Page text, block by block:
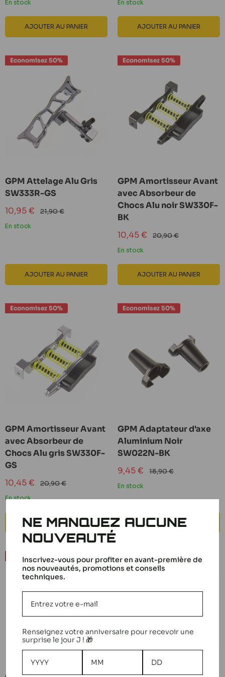
En stock
AJOUTER AU PANIER
En stock
AJOUTER AU PANIER
Economisez 50%
GPM Attelage Alu Gris
SW333R-GS
Prix
réduit
10,95 € Prix
normal
21,90 €
En stock
AJOUTER AU PANIER
Economisez 50%
GPM Amortisseur Avant
avec Absorbeur de
Chocs Alu noir SW330F-
BK
Prix
réduit
10,45 € Prix
normal
20,90 €
En stock
AJOUTER AU PANIER
Economisez 50%
GPM Amortisseur Avant
avec Absorbeur de
Chocs Alu gris SW330F-
GS
Prix
réduit
10,45 € Prix
normal
20,90 €
En stock
AJOUTER AU PANIER
Economisez 50%
GPM Adaptateur d'axe
Aluminium Noir
SW022N-BK
Prix
réduit
9,45 € Prix
normal
18,90 €
En stock
AJOUTER AU PANIER
Economisez 50% Economisez 50%
NE MANQUEZ AUCUNE
NOUVEAUTÉ
Inscrivez-vous pour profiter en avant-première de
nos nouveautés, promotions et conseils
techniques.
Renseignez votre anniversaire pour recevoir une
surprise le jour J ! 🎁